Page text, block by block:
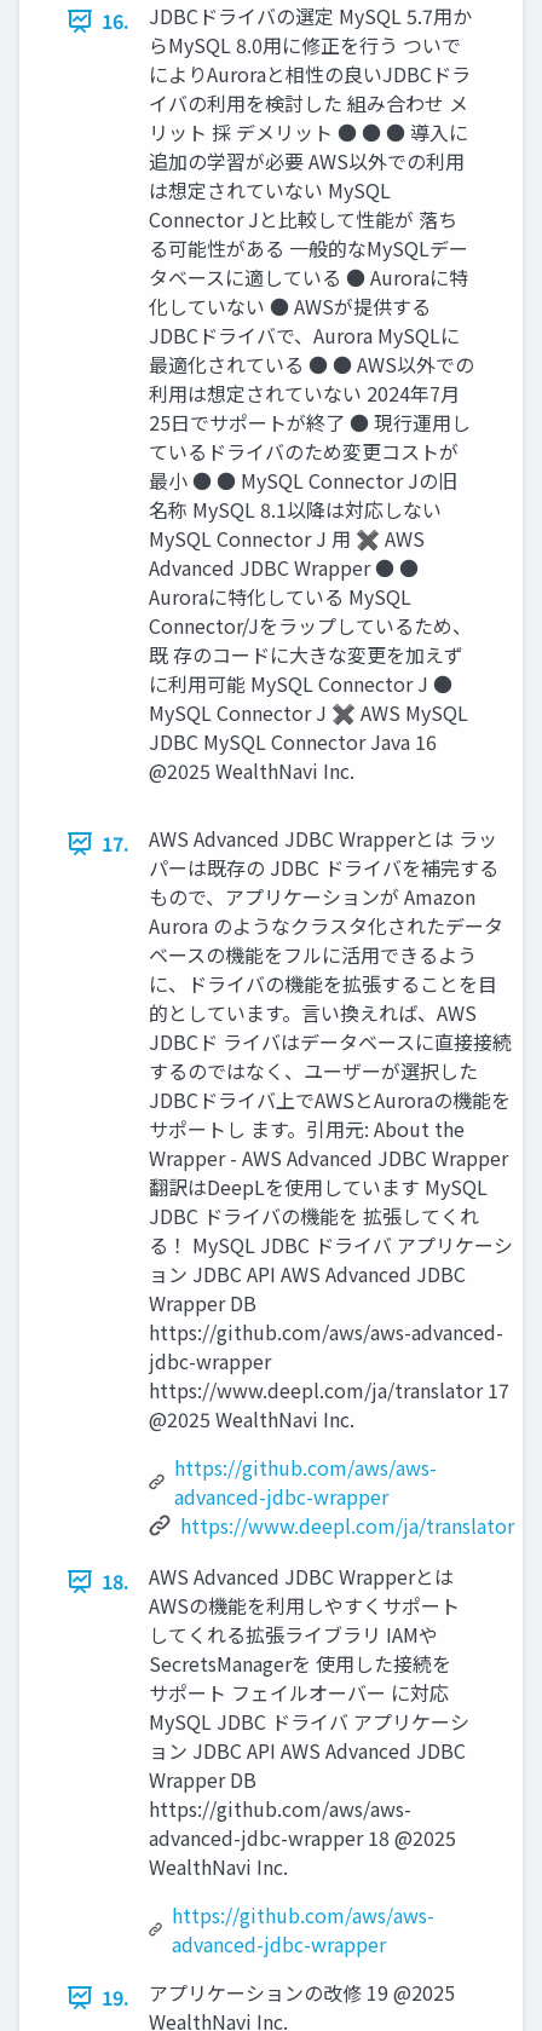
16.
JDBCドライバの選定 MySQL 5.7⽤か
らMySQL 8.0⽤に修正を⾏う ついで
によりAuroraと相性の良いJDBCドラ
イバの利⽤を検討した 組み合わせ メ
リット 採 デメリット ● ● ● 導⼊に
追加の学習が必要 AWS以外での利⽤
は想定されていない MySQL
Connector Jと⽐較して性能が 落ち
る可能性がある ⼀般的なMySQLデー
タベースに適している ● Auroraに特
化していない ● AWSが提供する
JDBCドライバで、Aurora MySQLに
最適化されている ● ● AWS以外での
利⽤は想定されていない 2024年7⽉
25⽇でサポートが終了 ● 現⾏運⽤し
ているドライバのため変更コストが
最⼩ ● ● MySQL Connector Jの旧
名称 MySQL 8.1以降は対応しない
MySQL Connector J 用 ✖ AWS
Advanced JDBC Wrapper ● ●
Auroraに特化している MySQL
Connector/Jをラップしているため、
既 存のコードに⼤きな変更を加えず
に利⽤可能 MySQL Connector J ●
MySQL Connector J ✖ AWS MySQL
JDBC MySQL Connector Java 16
@2025 WealthNavi Inc.
17.
AWS Advanced JDBC Wrapperとは ラッ
パーは既存の JDBC ドライバを補完する
もので、アプリケーションが Amazon
Aurora のようなクラスタ化されたデータ
ベースの機能をフルに活⽤できるよう
に、ドライバの機能を拡張することを⽬
的としています。⾔い換えれば、AWS
JDBCド ライバはデータベースに直接接続
するのではなく、ユーザーが選択した
JDBCドライバ上でAWSとAuroraの機能を
サポートし ます。引⽤元: About the
Wrapper - AWS Advanced JDBC Wrapper
翻訳はDeepLを使⽤しています MySQL
JDBC ドライバの機能を 拡張してくれ
る！ MySQL JDBC ドライバ アプリケーシ
ョン JDBC API AWS Advanced JDBC
Wrapper DB
https://github.com/aws/aws-advanced-
jdbc-wrapper
https://www.deepl.com/ja/translator 17
@2025 WealthNavi Inc.
https://github.com/aws/aws-
advanced-jdbc-wrapper
https://www.deepl.com/ja/translator
18.
AWS Advanced JDBC Wrapperとは
AWSの機能を利⽤しやすくサポート
してくれる拡張ライブラリ IAMや
SecretsManagerを 使⽤した接続を
サポート フェイルオーバー に対応
MySQL JDBC ドライバ アプリケーシ
ョン JDBC API AWS Advanced JDBC
Wrapper DB
https://github.com/aws/aws-
advanced-jdbc-wrapper 18 @2025
WealthNavi Inc.
https://github.com/aws/aws-
advanced-jdbc-wrapper
19.
アプリケーションの改修 19 @2025
WealthNavi Inc.